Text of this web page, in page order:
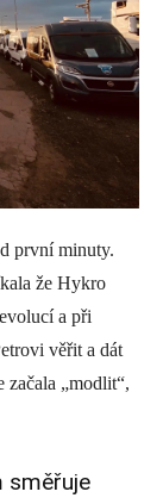
první minuty.
že Hykro
a při
věřit a dát
začala „modlit“,
směřuje